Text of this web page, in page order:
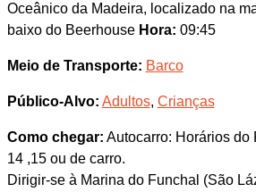
Oceânico da Madeira, localizado na
baixo do Beerhouse Hora: 09:45
Meio de Transporte: Barco
Público-Alvo: Adultos, Crianças
Como chegar: Autocarro: Horários do
14 ,15 ou de carro.
Dirigir-se à Marina do Funchal (São